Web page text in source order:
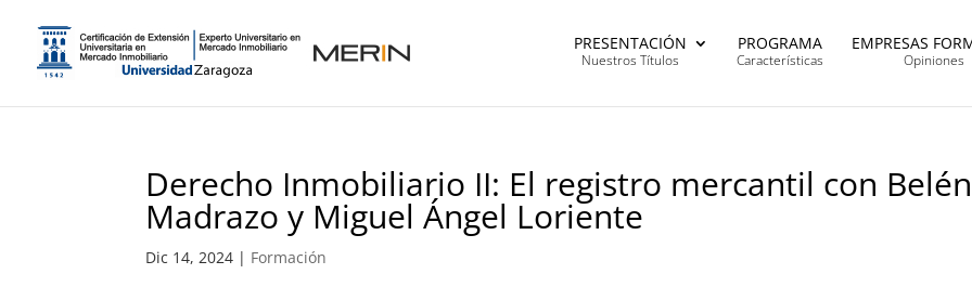
PRESENTACIÓN
Nuestros Títulos
PROGRAMA
Características
EMPRESAS
Opiniones
Derecho Inmobiliario II: El registro mercantil con Belén
Madrazo y Miguel Ángel Loriente
Dic 14, 2024 | Formación